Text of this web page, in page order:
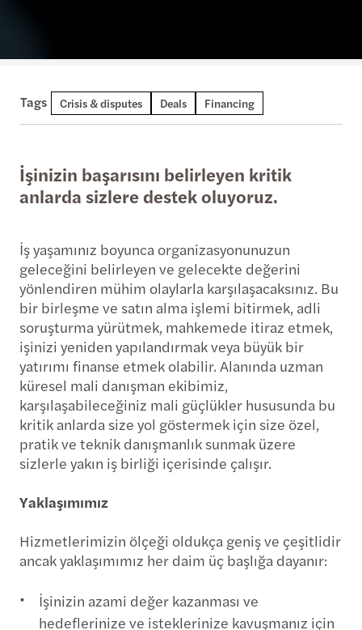
Tags Crisis & disputes Deals Financing
İşinizin başarısını belirleyen kritik
anlarda sizlere destek oluyoruz.
İş yaşamınız boyunca organizasyonunuzun
geleceğini belirleyen ve gelecekte değerini
yönlendiren mühim olaylarla karşılaşacaksınız. Bu
bir birleşme ve satın alma işlemi bitirmek, adli
soruşturma yürütmek, mahkemede itiraz etmek,
işinizi yeniden yapılandırmak veya büyük bir
yatırımı finanse etmek olabilir. Alanında uzman
küresel mali danışman ekibimiz,
karşılaşabileceğiniz mali güçlükler hususunda bu
kritik anlarda size yol göstermek için size özel,
pratik ve teknik danışmanlık sunmak üzere
sizlerle yakın iş birliği içerisinde çalışır.
Yaklaşımımız
Hizmetlerimizin ölçeği oldukça geniş ve çeşitlidir
ancak yaklaşımımız her daim üç başlığa dayanır:
İşinizin azami değer kazanması ve
hedeflerinize ve isteklerinize kavuşmanız için